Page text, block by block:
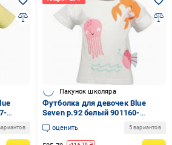
Пакунок школяра
Футболка для девочек Blue
Seven р.92 белый 901160-
00/0001
оценить 5 вариантов